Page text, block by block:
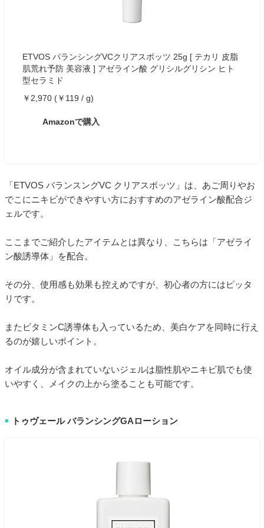
ETVOS バランシングVCクリアスポッツ 25g [ テカリ 皮脂
肌荒れ予防 美容液 ] アゼライン酸 グリシルグリシン ヒト
型セラミド
￥2,970 (￥119 / g)
Amazonで購入
「ETVOS バランスングVC クリアスポッツ」は、あご周りやお
でこにニキビができやすい方におすすめのアゼライン酸配合ジ
ェルです。
ここまでご紹介したアイテムとは異なり、こちらは「アゼライ
ン酸誘導体」を配合。
その分、使用感も効果も控えめですが、初心者の方にはピッタ
リです。
またビタミンC誘導体も入っているため、美白ケアを同時に行え
るのが嬉しいポイント。
オイル成分が含まれていないジェルは脂性肌やニキビ肌でも使
いやすく、メイクの上から塗ることも可能です。
■ トゥヴェール バランシングGAローション